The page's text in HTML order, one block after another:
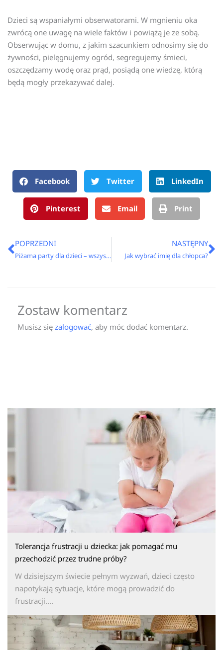
Dzieci są wspaniałymi obserwatorami. W mgnieniu oka
zwrócą one uwagę na wiele faktów i powiążą je ze sobą.
Obserwując w domu, z jakim szacunkiem odnosimy się do
żywności, pielęgnujemy ogród, segregujemy śmieci,
oszczędzamy wodę oraz prąd, posiądą one wiedzę, którą
będą mogły przekazywać dalej.
Facebook Twitter LinkedIn
Pinterest Email Print
Prev
POPRZEDNI
Piżama party dla dzieci – wszystko co musisz wiedzieć
NASTĘPNY
Jak wybrać imię dla chłopca?
Zostaw komentarz
Musisz się zalogować, aby móc dodać komentarz.
Tolerancja frustracji u dziecka: jak pomagać mu
przechodzić przez trudne próby?
W dzisiejszym świecie pełnym wyzwań, dzieci często
napotykają sytuacje, które mogą prowadzić do
frustracji....